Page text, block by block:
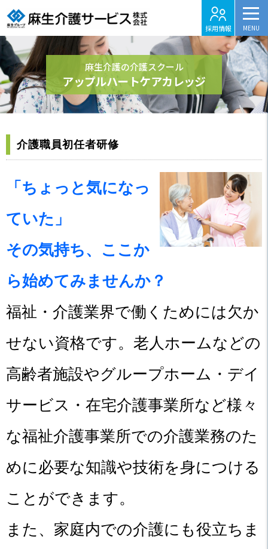
採用情報
麻生介護の介護スクール
アップルハートケアカレッジ
介護職員初任者研修
「ちょっと気になっ
ていた」
その気持ち、ここか
ら始めてみませんか？
福祉・介護業界で働くためには欠か
せない資格です。老人ホームなどの
高齢者施設やグループホーム・デイ
サービス・在宅介護事業所など様々
な福祉介護事業所での介護業務のた
めに必要な知識や技術を身につける
ことができます。
また、家庭内での介護にも役立ちま